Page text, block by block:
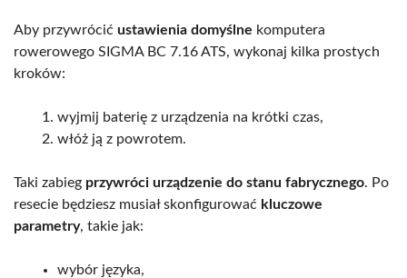
Aby przywrócić ustawienia domyślne komputera
rowerowego SIGMA BC 7.16 ATS, wykonaj kilka prostych
kroków:
wyjmij baterię z urządzenia na krótki czas,
włóż ją z powrotem.
Taki zabieg przywróci urządzenie do stanu fabrycznego. Po
resecie będziesz musiał skonfigurować kluczowe
parametry, takie jak:
wybór języka,